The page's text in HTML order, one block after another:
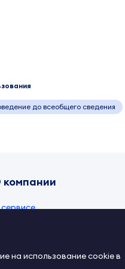
до всеобщего сведения
компании
на использование cookie в